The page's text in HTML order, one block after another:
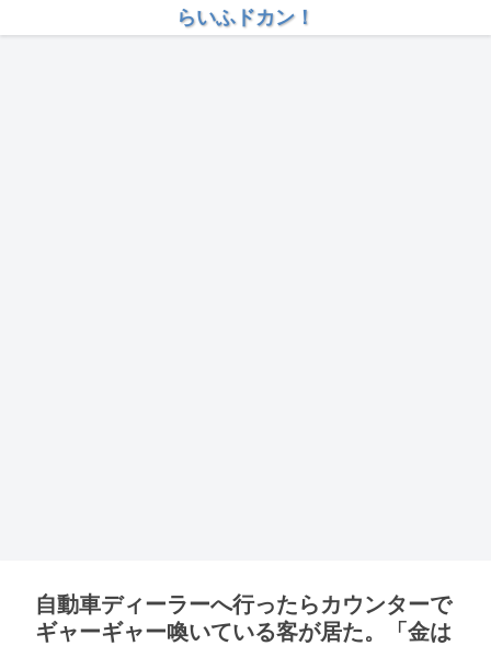
らいふドカン！
自動車ディーラーへ行ったらカウンターで
ギャーギャー喚いている客が居た。「金は